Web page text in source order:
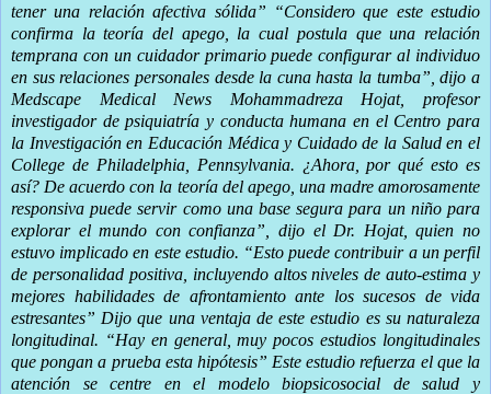
tener una relación afectiva sólida” “Considero que este estudio
confirma la teoría del apego, la cual postula que una relación
temprana con un cuidador primario puede configurar al individuo
en sus relaciones personales desde la cuna hasta la tumba”, dijo a
Medscape Medical News Mohammadreza Hojat, profesor
investigador de psiquiatría y conducta humana en el Centro para
la Investigación en Educación Médica y Cuidado de la Salud en el
College de Philadelphia, Pennsylvania. ¿Ahora, por qué esto es
así? De acuerdo con la teoría del apego, una madre amorosamente
responsiva puede servir como una base segura para un niño para
explorar el mundo con confianza”, dijo el Dr. Hojat, quien no
estuvo implicado en este estudio. “Esto puede contribuir a un perfil
de personalidad positiva, incluyendo altos niveles de auto-estima y
mejores habilidades de afrontamiento ante los sucesos de vida
estresantes” Dijo que una ventaja de este estudio es su naturaleza
longitudinal. “Hay en general, muy pocos estudios longitudinales
que pongan a prueba esta hipótesis” Este estudio refuerza el que la
atención se centre en el modelo biopsicosocial de salud y